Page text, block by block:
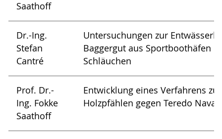
Saathoff
Dr.-Ing.
Stefan
Cantré
Untersuchungen zur
Baggergut aus Sportboothäfen
Schläuchen
Prof. Dr.-
Ing. Fokke
Saathoff
Entwicklung eines Verfahrens
Holzpfählen gegen Teredo